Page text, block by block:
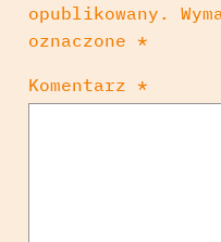
opublikowany.
oznaczone *
Komentarz *